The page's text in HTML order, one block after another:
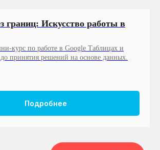
границ: Искусство работы в
курс по работе в Google Таблицах и
принятия решений на основе данных.
Подробнее